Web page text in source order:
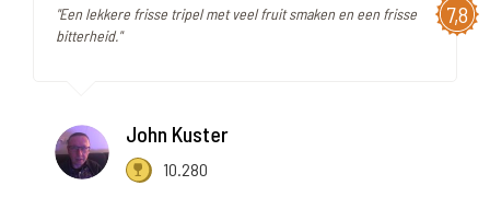
7,8
"Een lekkere frisse tripel met veel fruit smaken en een frisse
bitterheid."
John Kuster
10.280